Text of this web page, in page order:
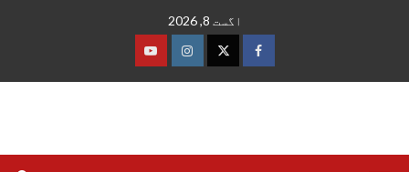
اگست 8, 2026
فیس
ٹوئٹرانسٹاگرام
یوٹیوب